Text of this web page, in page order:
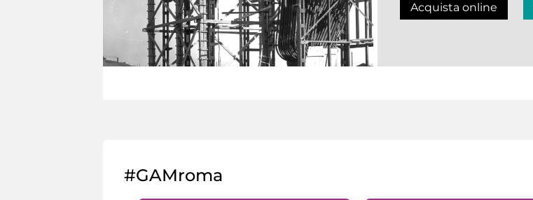
Acquista online
#GAMroma